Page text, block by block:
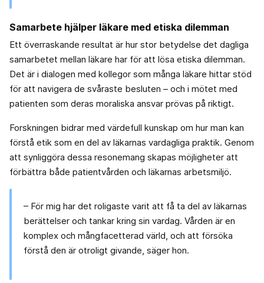
Samarbete hjälper läkare med etiska dilemman
Ett överraskande resultat är hur stor betydelse det dagliga
samarbetet mellan läkare har för att lösa etiska dilemman.
Det är i dialogen med kollegor som många läkare hittar stöd
för att navigera de svåraste besluten – och i mötet med
patienten som deras moraliska ansvar prövas på riktigt.
Forskningen bidrar med värdefull kunskap om hur man kan
förstå etik som en del av läkarnas vardagliga praktik. Genom
att synliggöra dessa resonemang skapas möjligheter att
förbättra både patientvården och läkarnas arbetsmiljö.
– För mig har det roligaste varit att få ta del av läkarnas
berättelser och tankar kring sin vardag. Vården är en
komplex och mångfacetterad värld, och att försöka
förstå den är otroligt givande, säger hon.